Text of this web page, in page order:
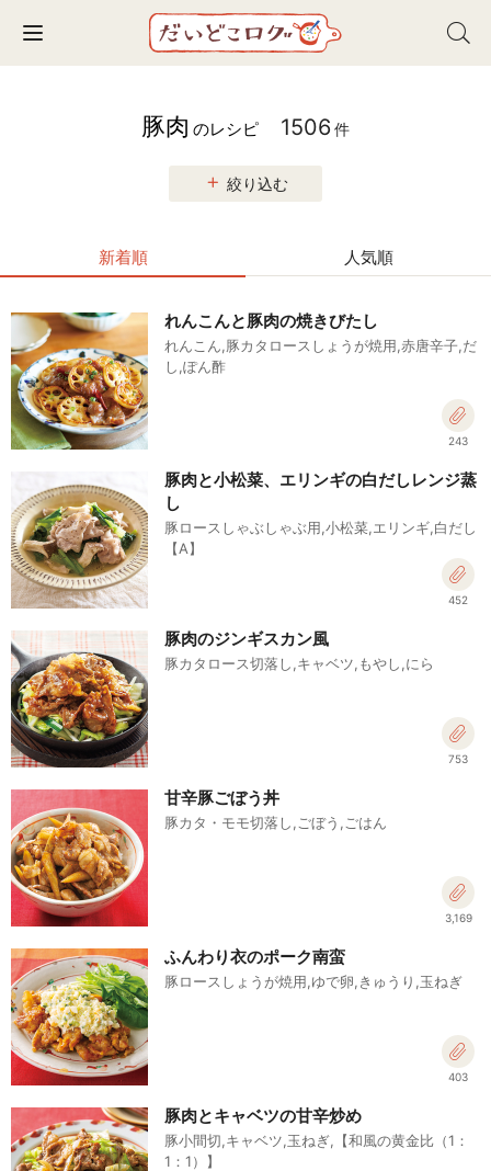
Toggle navigation
豚肉 のレシピ 1506件
絞り込む
新着順 人気順
れんこんと豚肉の焼きびたし
れんこん,豚カタロースしょうが焼用,赤唐辛子,だ
し,ぽん酢
243
豚肉と小松菜、エリンギの白だしレンジ蒸
し
豚ロースしゃぶしゃぶ用,小松菜,エリンギ,白だし
【A】
452
豚肉のジンギスカン風
豚カタロース切落し,キャベツ,もやし,にら
753
甘辛豚ごぼう丼
豚カタ・モモ切落し,ごぼう,ごはん
3,169
ふんわり衣のポーク南蛮
豚ロースしょうが焼用,ゆで卵,きゅうり,玉ねぎ
403
豚肉とキャベツの甘辛炒め
豚小間切,キャベツ,玉ねぎ,【和風の黄金比（1：
1：1）】